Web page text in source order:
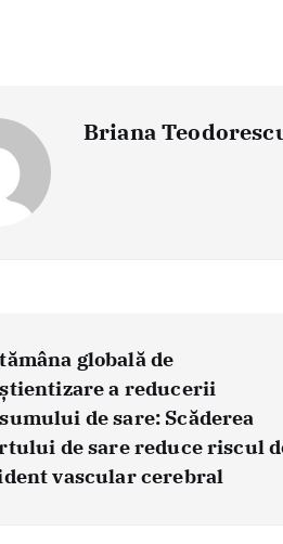
Briana
globală de
a reducerii
de sare: Scăderea
de sare reduce riscul
vascular cerebral